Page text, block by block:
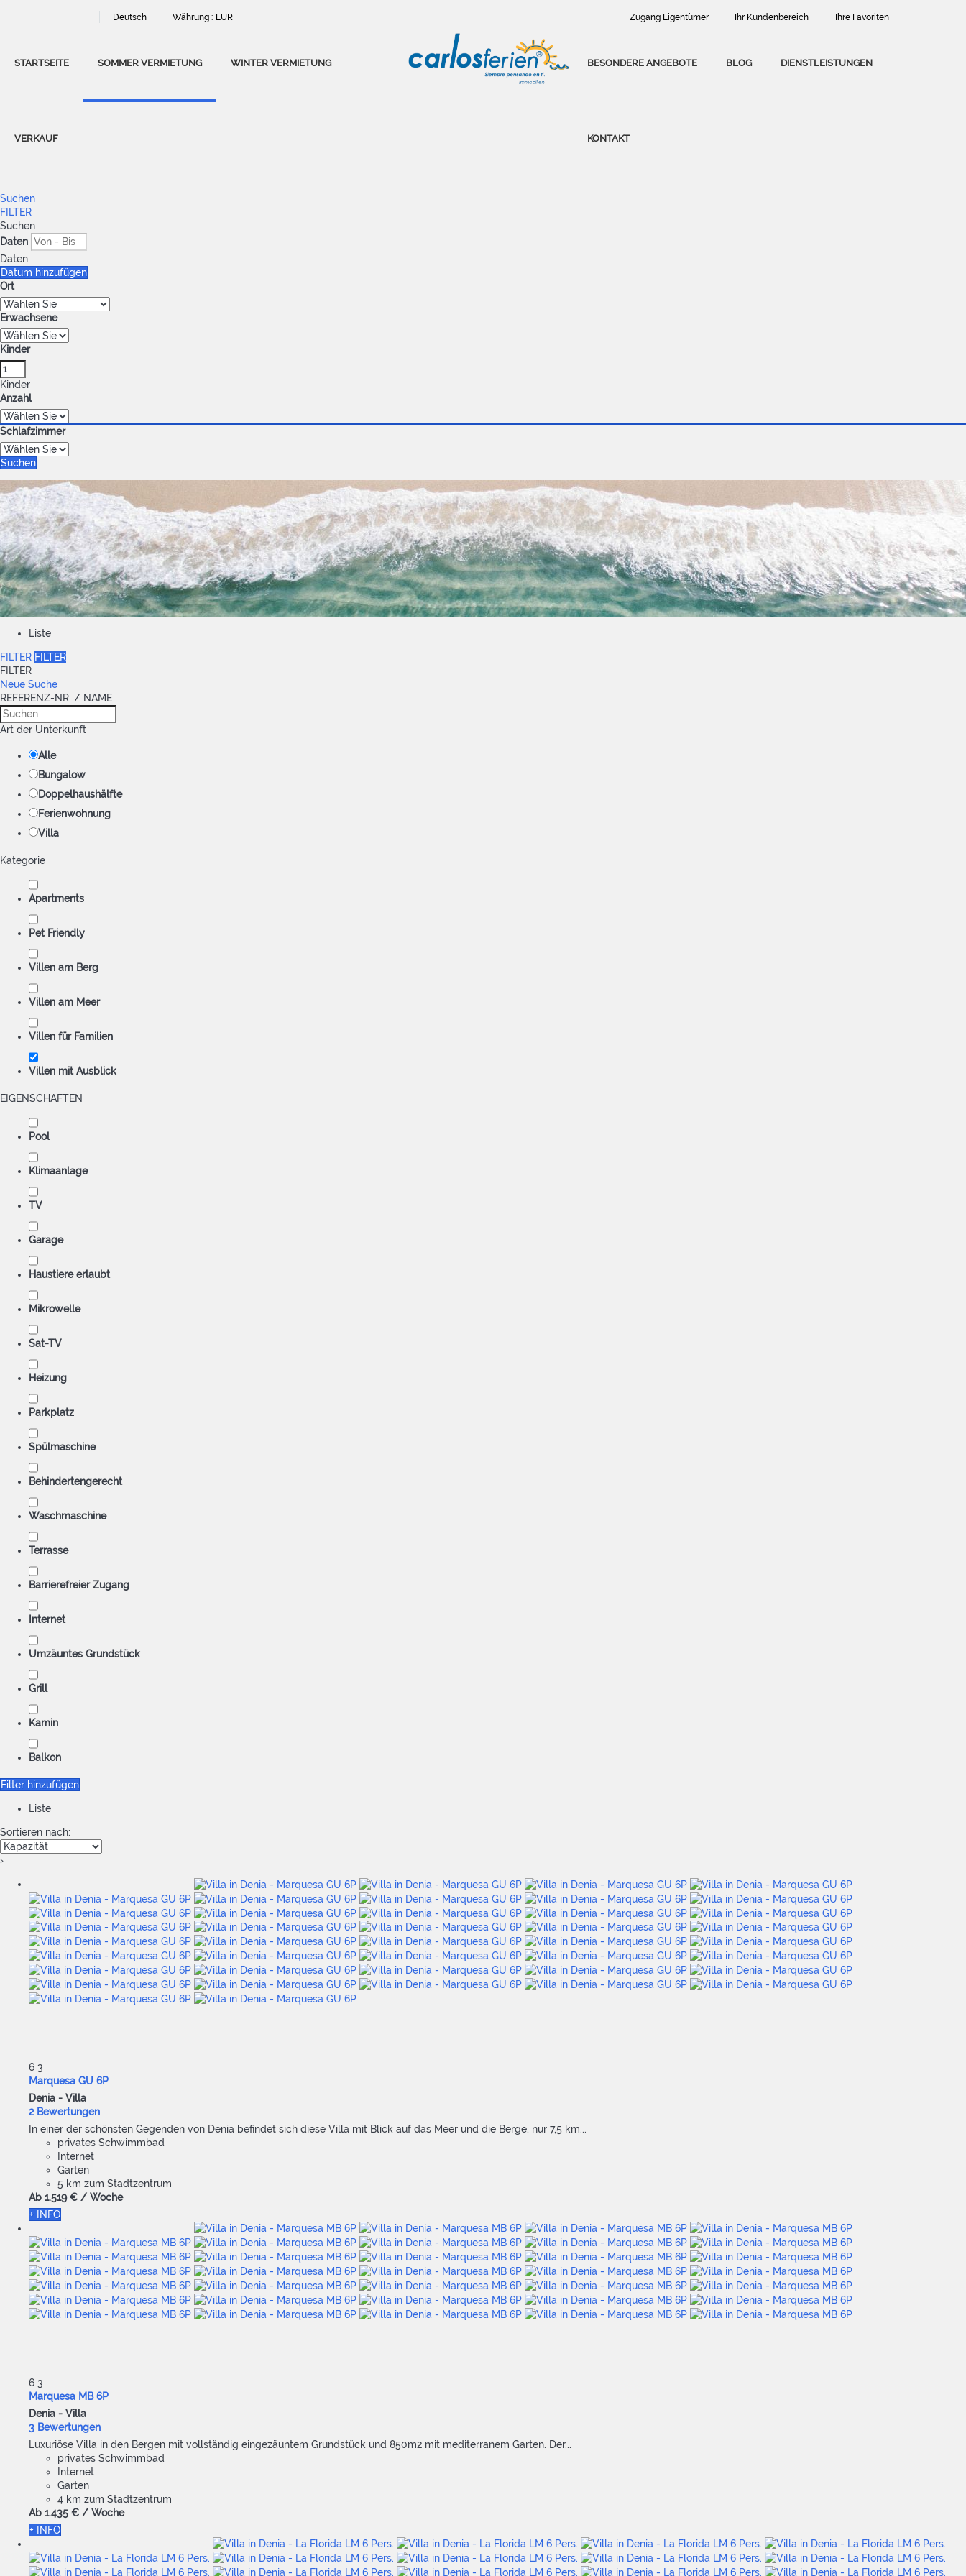
Deutsch Währung : EUR Ihre Favoriten
Ihr Kundenbereich
Zugang Eigentümer
STARTSEITE SOMMER VERMIETUNG WINTER VERMIETUNG
VERKAUF
BESONDERE ANGEBOTE BLOG DIENSTLEISTUNGEN
KONTAKT
Suchen
FILTER
Suchen
Daten
Daten
Datum hinzufügen
Ort
Erwachsene
Kinder
Kinder
Anzahl
Schlafzimmer
Suchen
Liste
FILTER FILTER
FILTER
Neue Suche
REFERENZ-NR. / NAME
Art der Unterkunft
Alle
Bungalow
Doppelhaushälfte
Ferienwohnung
Villa
Kategorie
Apartments
Pet Friendly
Villen am Berg
Villen am Meer
Villen für Familien
Villen mit Ausblick
EIGENSCHAFTEN
Pool
Klimaanlage
TV
Garage
Haustiere erlaubt
Mikrowelle
Sat-TV
Heizung
Parkplatz
Spülmaschine
Behindertengerecht
Waschmaschine
Terrasse
Barrierefreier Zugang
Internet
Umzäuntes Grundstück
Grill
Kamin
Balkon
Filter hinzufügen
Liste
Sortieren nach:
›
6 3
Marquesa GU 6P
Denia - Villa
2 Bewertungen
In einer der schönsten Gegenden von Denia befindet sich diese Villa mit Blick auf das Meer und die Berge, nur 7,5 km...
privates Schwimmbad
Internet
Garten
5 km zum Stadtzentrum
Ab 1.519 € / Woche
+ INFO
6 3
Marquesa MB 6P
Denia - Villa
3 Bewertungen
Luxuriöse Villa in den Bergen mit vollständig eingezäuntem Grundstück und 850m2 mit mediterranem Garten. Der...
privates Schwimmbad
Internet
Garten
4 km zum Stadtzentrum
Ab 1.435 € / Woche
+ INFO